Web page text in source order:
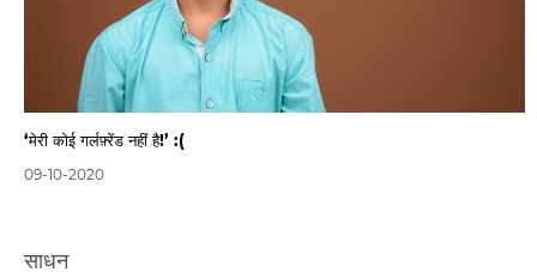
‘मेरी कोई गर्लफ़्रेंड नहीं है!’ :(
09-10-2020
साधन